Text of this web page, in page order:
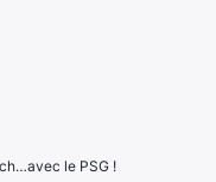
le PSG !